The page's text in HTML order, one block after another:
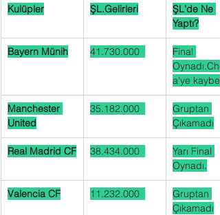
Kulüpler ŞL.Gelirleri
ŞL'de Ne
Yaptı?
Bayern Münih 41.730.000
Final
a'ye
Manchester
United
35.182.000
Gruptan
Çıkamadı
Real Madrid CF 38.434.000
Yarı Final
Oynadı.
Valencia CF 11.232.000
Gruptan
Çıkamadı